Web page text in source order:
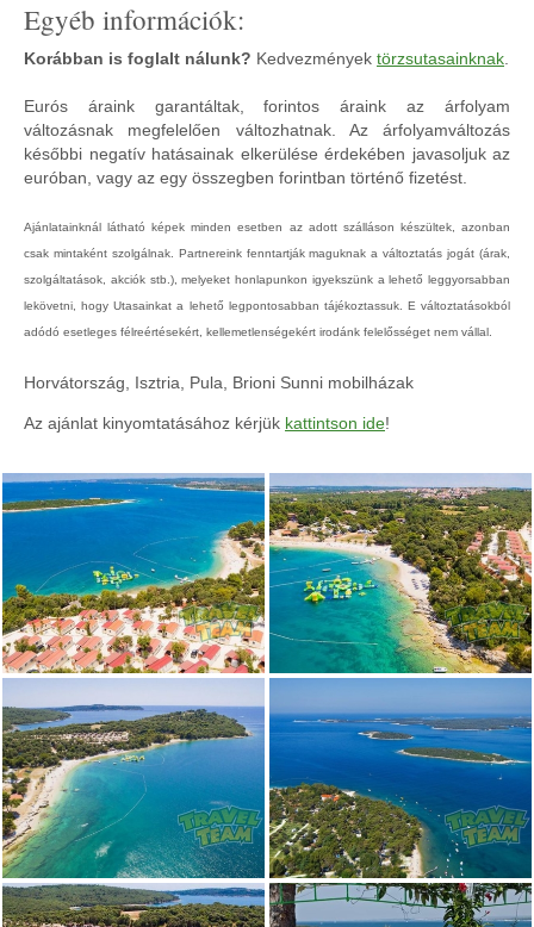
Egyéb információk:
Korábban is foglalt nálunk? Kedvezmények törzsutasainknak.
Eurós áraink garantáltak, forintos áraink az árfolyam
változásnak megfelelően változhatnak. Az árfolyamváltozás
későbbi negatív hatásainak elkerülése érdekében javasoljuk az
euróban, vagy az egy összegben forintban történő fizetést.
Ajánlatainknál látható képek minden esetben az adott szálláson készültek, azonban
csak mintaként szolgálnak. Partnereink fenntartják maguknak a változtatás jogát (árak,
szolgáltatások, akciók stb.), melyeket honlapunkon igyekszünk a lehető leggyorsabban
lekövetni, hogy Utasainkat a lehető legpontosabban tájékoztassuk. E változtatásokból
adódó esetleges félreértésekért, kellemetlenségekért irodánk felelősséget nem vállal.
Horvátország, Isztria, Pula, Brioni Sunni mobilházak
Az ajánlat kinyomtatásához kérjük kattintson ide!